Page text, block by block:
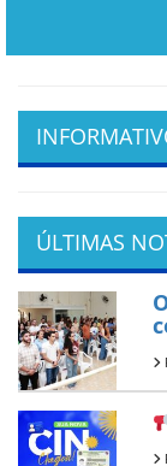
ÚLTIMAS